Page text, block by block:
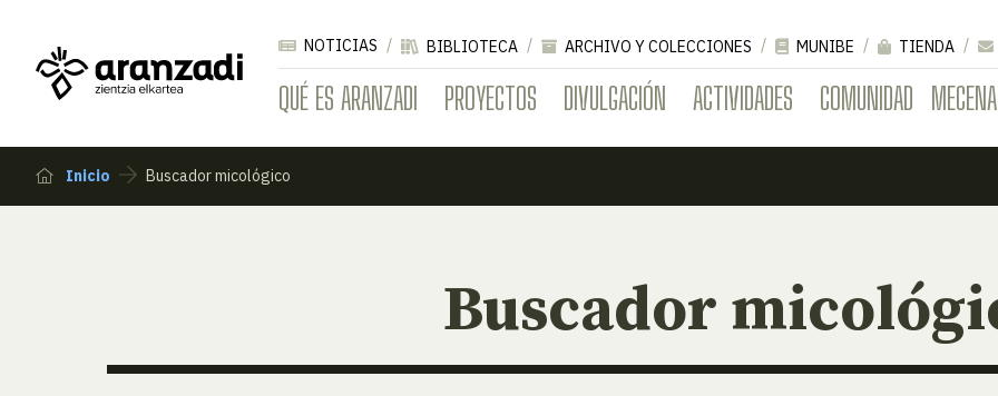
QUÉ ES ARANZADI PROYECTOS DIVULGACIÓN ACTIVIDADES COMUNIDAD
NOTICIAS BIBLIOTECA ARCHIVO Y COLECCIONES MUNIBE TIENDA
Inicio Buscador micológico
Buscador